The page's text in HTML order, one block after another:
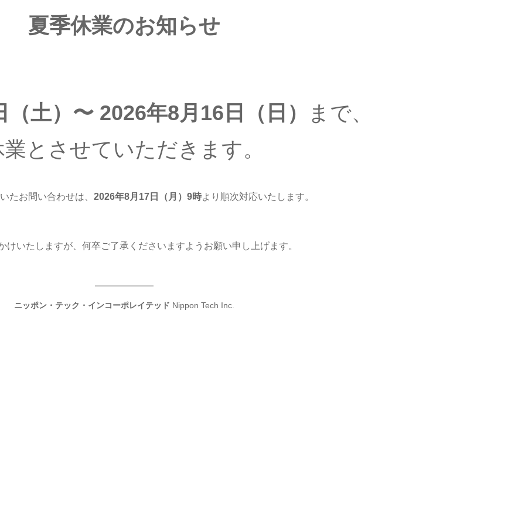
夏季休業のお知らせ
土）〜 2026年8月16日（日）
まで、
業とさせていただきます。
たお問い合わせは、 2026年8月17日（月 ）9時より順次対応いたします。
けいたしますが、何卒ご了承くださいますようお願い申し上げます。
ニッポン・テック・インコーポレイテッド Nippon Tech Inc.